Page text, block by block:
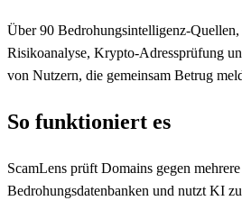
Über 90 Bedrohungsintelligenz-
Risikoanalyse, Krypto-Adressprüfung
von Nutzern, die gemeinsam Betrug
So funktioniert es
ScamLens prüft Domains gegen
Bedrohungsdatenbanken und nutzt KI